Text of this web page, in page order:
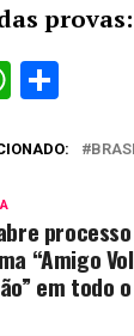
provas:
“Amigo
em todo